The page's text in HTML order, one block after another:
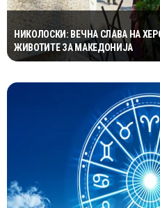
НИКОЛОСКИ: ВЕЧНА СЛАВА НА
ЖИВОТИТЕ ЗА МАКЕДОНИЈА